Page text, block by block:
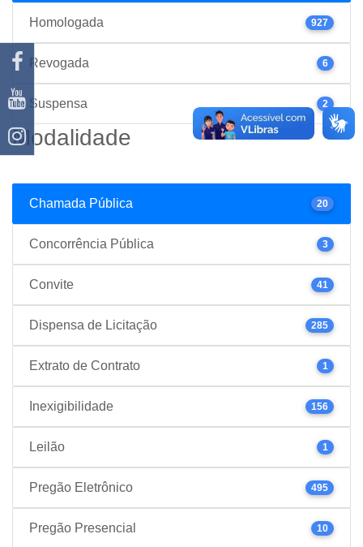
Homologada 927
Revogada 6
Suspensa 2
Modalidade
Chamada Pública 20
Concorrência Pública 3
Convite 41
Dispensa de Licitação 285
Extrato de Contrato 1
Inexigibilidade 156
Leilão 1
Pregão Eletrônico 495
Pregão Presencial 10